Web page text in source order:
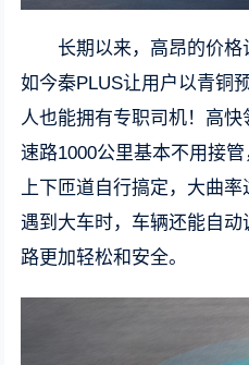
长期以来，高昂的价格
如今秦PLUS让用户以青铜
人也能拥有专职司机！高
速路1000公里基本不用接管
上下匝道自行搞定，大曲率
遇到大车时，车辆还能自
路更加轻松和安全。